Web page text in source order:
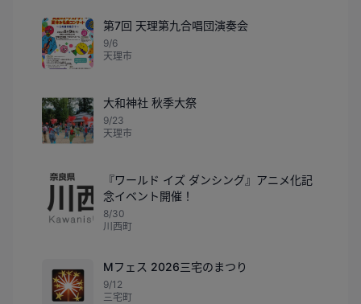
第7回 天理第九合唱団演奏会
9/6
天理市
大和神社 秋季大祭
9/23
天理市
『ワールド イズ ダンシング』アニメ化記
念イベント開催！
8/30
川西町
🎇
Mフェス 2026三宅のまつり
9/12
三宅町